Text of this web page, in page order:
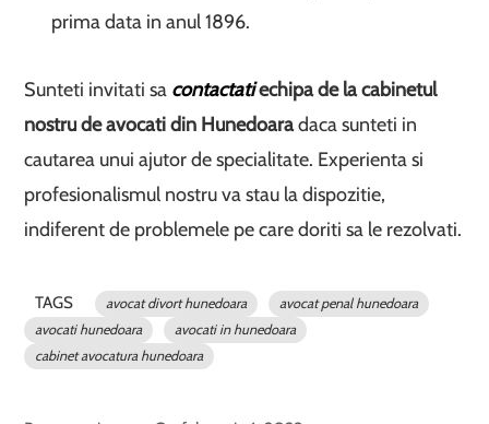
prima data in anul 1896.
Sunteti invitati sa contactatiechipa de la cabinetul
nostru de avocati din Hunedoaradaca sunteti in
cautarea unui ajutor de specialitate. Experienta si
profesionalismul nostru va stau la dispozitie,
indiferent de problemele pe care doriti sa le rezolvati.
TAGS avocat divort hunedoara
avocat penal hunedoara
avocati hunedoara
avocati in hunedoara
cabinet avocatura hunedoara